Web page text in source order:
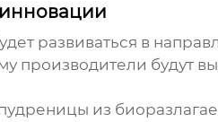
развиваться в
производители будут
из